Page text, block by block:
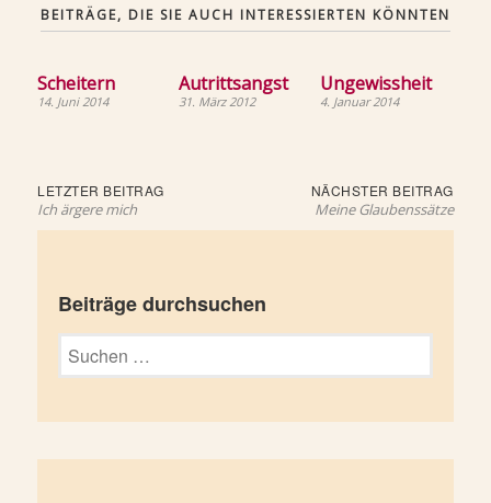
BEITRÄGE, DIE SIE AUCH INTERESSIERTEN KÖNNTEN
Scheitern
14. Juni 2014
Autrittsangst
31. März 2012
Ungewissheit
4. Januar 2014
Beitragsnavigation
LETZTER BEITRAGLetzter
Ich ärgere mich
NÄCHSTER BEITRAG
Meine Glaubenssätze
Beiträge durchsuchen
Suchen
nach: